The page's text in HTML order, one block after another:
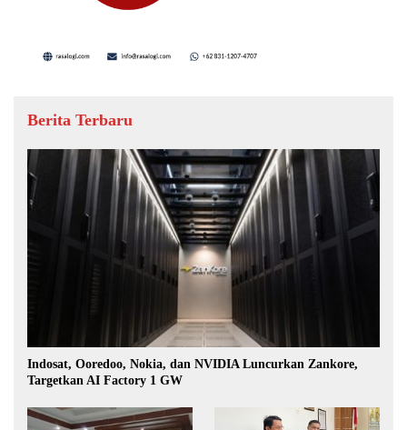
Berita Terbaru
Indosat, Ooredoo, Nokia, dan NVIDIA Luncurkan Zankore,
Targetkan AI Factory 1 GW